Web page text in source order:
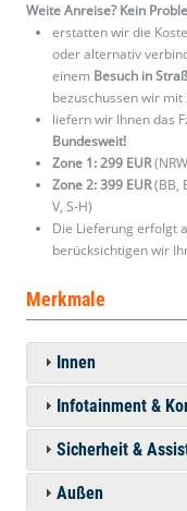
Weite Anreise? Kein
erstatten wir die
oder alternativ
einem Besuch in
bezuschussen wir mit
liefern wir Ihnen das
Bundesweit!
Zone 1: 299 EUR
Zone 2: 399 EUR(BB,
V, S-H)
Die Lieferung erfolgt
berücksichtigen wir
Merkmale
Innen
Infotainment &
Sicherheit &
Außen